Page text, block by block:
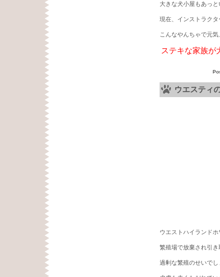
大きな犬小屋もあっ
現在、インストラク
こんなやんちゃで元
ステキな家族が
ウエスティ
ウエストハイランド
繁殖場で放棄され引
過剰な繁殖のせいで